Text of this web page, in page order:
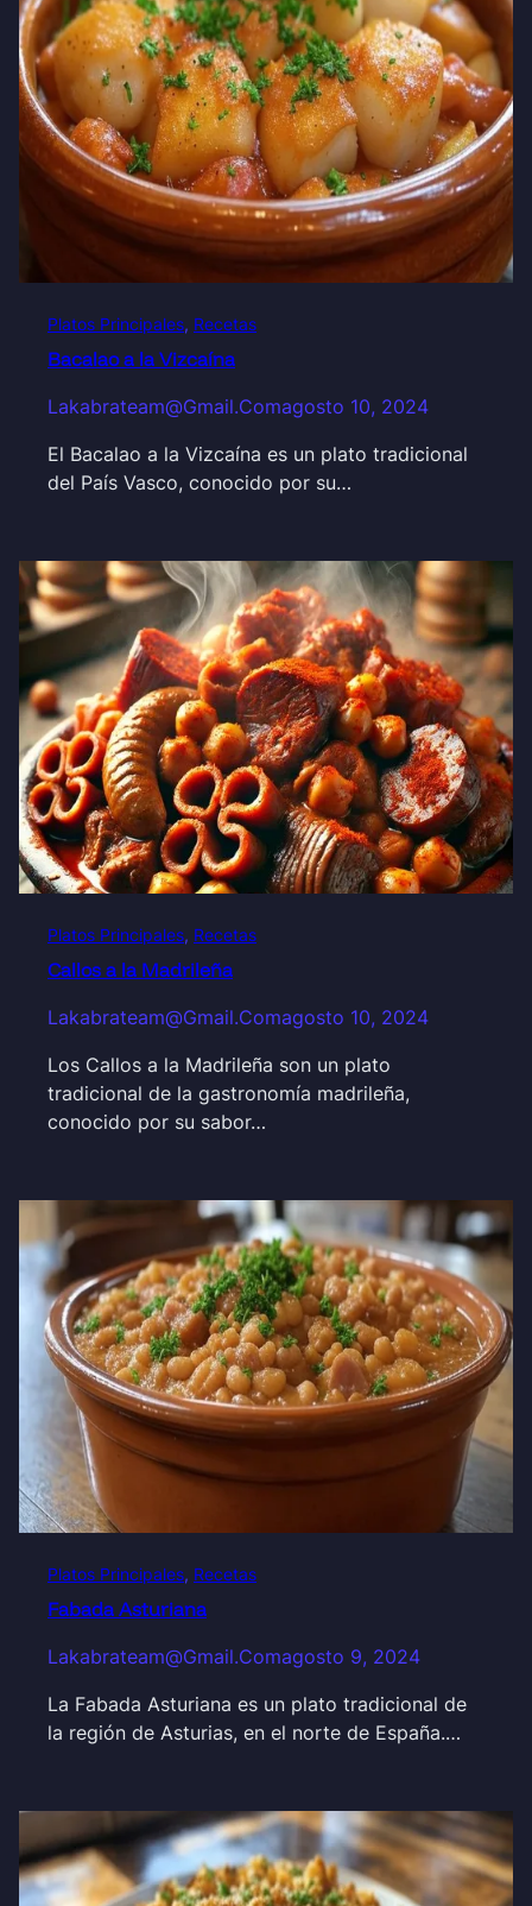
Platos Principales, Recetas
Bacalao a la Vizcaína
Lakabrateam@gmail.comagosto 10, 2024
El Bacalao a la Vizcaína es un plato tradicional
del País Vasco, conocido por su…
Platos Principales, Recetas
Callos a la Madrileña
Lakabrateam@gmail.comagosto 10, 2024
Los Callos a la Madrileña son un plato
tradicional de la gastronomía madrileña,
conocido por su sabor…
Platos Principales, Recetas
Fabada Asturiana
Lakabrateam@gmail.comagosto 9, 2024
La Fabada Asturiana es un plato tradicional de
la región de Asturias, en el norte de España.…